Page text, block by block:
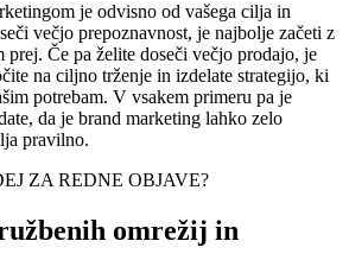
je odvisno od vašega cilja in
večjo prepoznavnost, je najbolje začeti z
prej. Če pa želite doseči večjo prodajo, je
na ciljno trženje in izdelate strategijo, ki
potrebam. V vsakem primeru pa je
da je brand marketing lahko zelo
pravilno.
ZA REDNE OBJAVE?
omrežij in